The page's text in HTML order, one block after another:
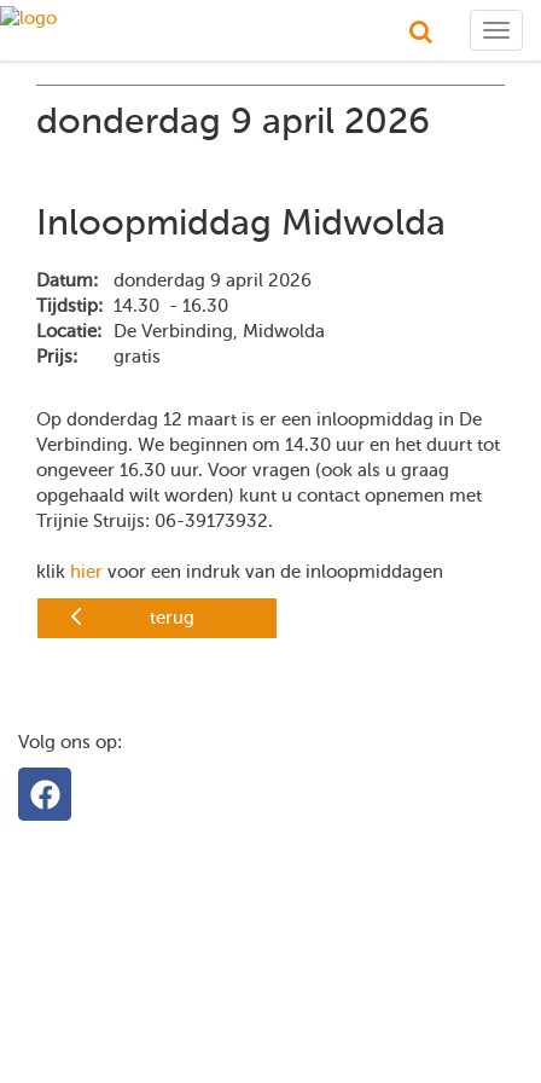
donderdag 9 april 2026
Inloopmiddag Midwolda
Datum:
donderdag 9 april 2026
Tijdstip: 14.30 - 16.30
Locatie:
De Verbinding, Midwolda
Prijs:
gratis
Op donderdag 12 maart is er een inloopmiddag in De
Verbinding. We beginnen om 14.30 uur en het duurt tot
ongeveer 16.30 uur. Voor vragen (ook als u graag
opgehaald wilt worden) kunt u contact opnemen met
Trijnie Struijs: 06-39173932.
klik hier voor een indruk van de inloopmiddagen
terug
Volg ons op: